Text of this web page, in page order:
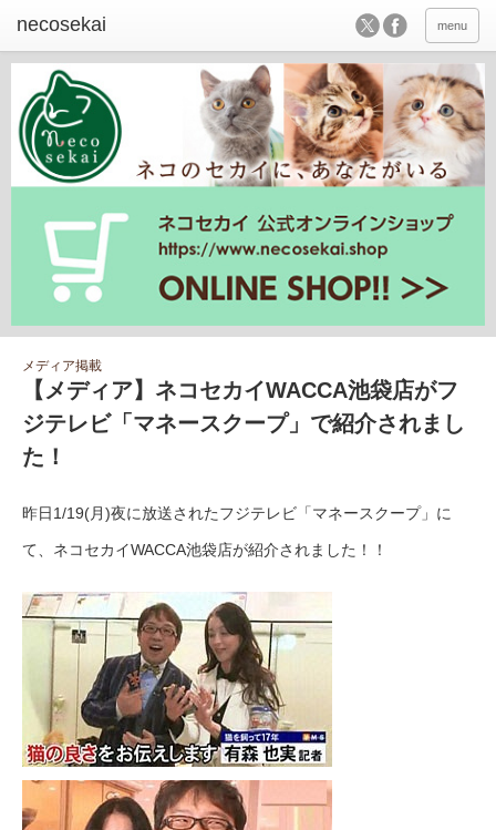
menu
メディア掲載
【メディア】ネコセカイWACCA池袋店がフ
ジテレビ「マネースクープ」で紹介されまし
た！
昨日1/19(月)夜に放送されたフジテレビ「マネースクープ」に
て、ネコセカイWACCA池袋店が紹介されました！！